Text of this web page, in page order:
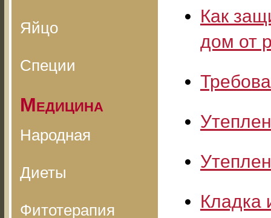
Яйцо
Специи
Медицина
Народная
Диеты
Фитотерапия
Как
дом от
Кладка